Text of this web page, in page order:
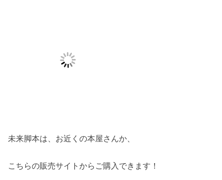
未来脚本は、お近くの本屋さんか、
こちらの販売サイトからご購入できます！